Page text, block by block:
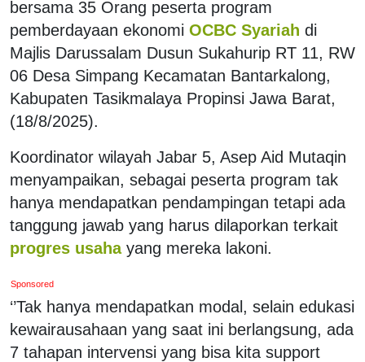
bersama 35 Orang peserta program
pemberdayaan ekonomi OCBC Syariah di
Majlis Darussalam Dusun Sukahurip RT 11, RW
06 Desa Simpang Kecamatan Bantarkalong,
Kabupaten Tasikmalaya Propinsi Jawa Barat,
(18/8/2025).
Koordinator wilayah Jabar 5, Asep Aid Mutaqin
menyampaikan, sebagai peserta program tak
hanya mendapatkan pendampingan tetapi ada
tanggung jawab yang harus dilaporkan terkait
progres usaha yang mereka lakoni.
Sponsored
‘’Tak hanya mendapatkan modal, selain edukasi
kewairausahaan yang saat ini berlangsung, ada
7 tahapan intervensi yang bisa kita support